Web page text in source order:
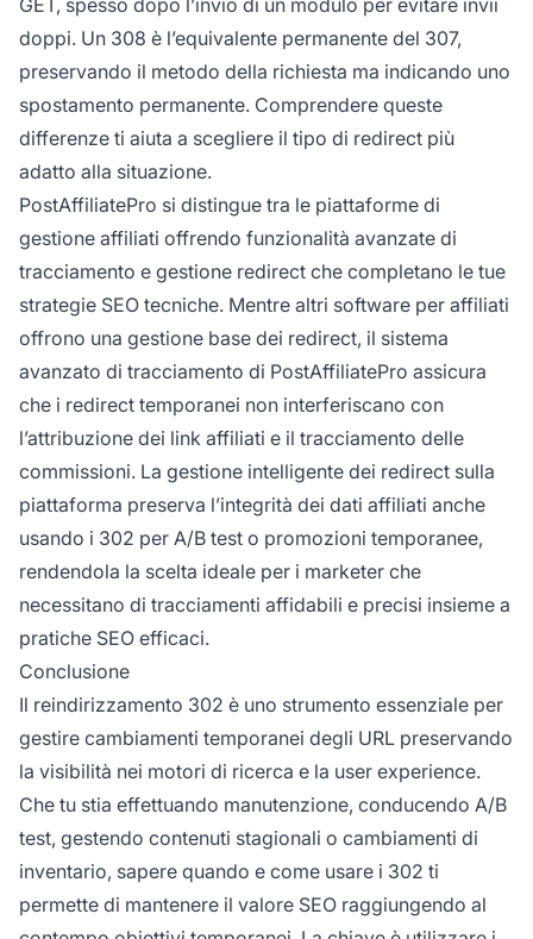
GET, spesso dopo l’invio di un modulo per evitare invii
doppi. Un 308 è l’equivalente permanente del 307,
preservando il metodo della richiesta ma indicando uno
spostamento permanente. Comprendere queste
differenze ti aiuta a scegliere il tipo di redirect più
adatto alla situazione.
PostAffiliatePro si distingue tra le piattaforme di
gestione affiliati offrendo funzionalità avanzate di
tracciamento e gestione redirect che completano le tue
strategie SEO tecniche. Mentre altri software per affiliati
offrono una gestione base dei redirect, il sistema
avanzato di tracciamento di PostAffiliatePro assicura
che i redirect temporanei non interferiscano con
l’attribuzione dei link affiliati e il tracciamento delle
commissioni. La gestione intelligente dei redirect sulla
piattaforma preserva l’integrità dei dati affiliati anche
usando i 302 per A/B test o promozioni temporanee,
rendendola la scelta ideale per i marketer che
necessitano di tracciamenti affidabili e precisi insieme a
pratiche SEO efficaci.
Conclusione
Il reindirizzamento 302 è uno strumento essenziale per
gestire cambiamenti temporanei degli URL preservando
la visibilità nei motori di ricerca e la user experience.
Che tu stia effettuando manutenzione, conducendo A/B
test, gestendo contenuti stagionali o cambiamenti di
inventario, sapere quando e come usare i 302 ti
permette di mantenere il valore SEO raggiungendo al